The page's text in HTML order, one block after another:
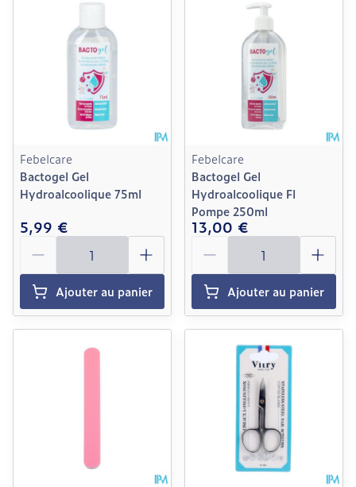
Febelcare
Bactogel Gel
Hydroalcoolique 75ml
5,99 €
Quantité
Ajouter au panier
Febelcare
Bactogel Gel
Hydroalcoolique Fl
Pompe 250ml
13,00 €
Quantité
Ajouter au panier